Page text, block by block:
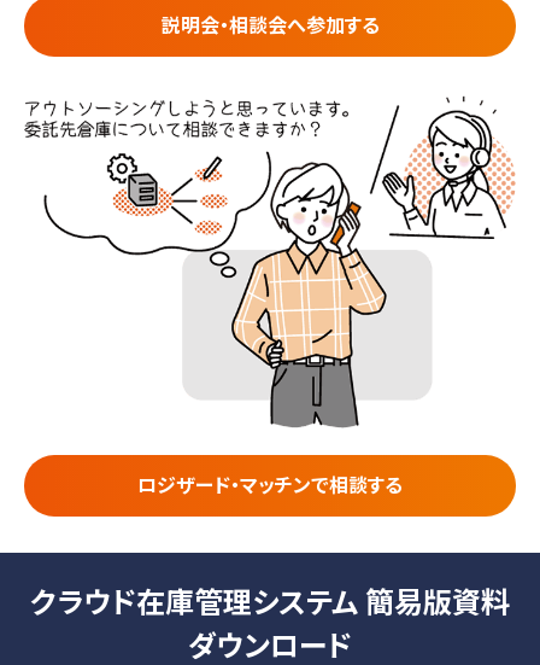
説明会・相談会へ参加する
ロジザード・マッチンで相談する
クラウド在庫管理システム 簡易版資料
ダウンロード